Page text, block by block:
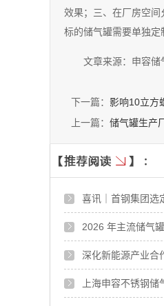
效果；三、在厂房空
标的储气罐需要单独定
文章来源：申容
下一篇： 影响10立方
上一篇： 储气罐生产
喜讯｜首钢集团选
2026 年主流储气
深化新能源产业合
上海申容不锈钢